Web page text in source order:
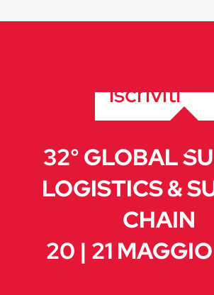
iscriviti
32° GLOBAL
LOGISTICS &
CHAIN
20 | 21